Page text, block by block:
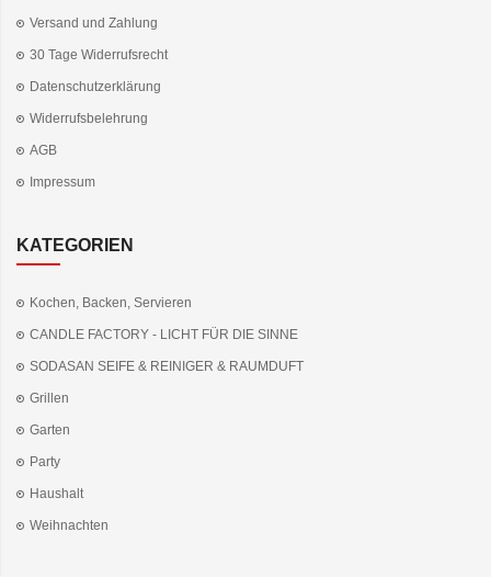
Versand und Zahlung
30 Tage Widerrufsrecht
Datenschutzerklärung
Widerrufsbelehrung
AGB
Impressum
KATEGORIEN
Kochen, Backen, Servieren
CANDLE FACTORY - LICHT FÜR DIE SINNE
SODASAN SEIFE & REINIGER & RAUMDUFT
Grillen
Garten
Party
Haushalt
Weihnachten